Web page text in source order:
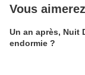
Vous
Un an après, Nuit
endormie ?